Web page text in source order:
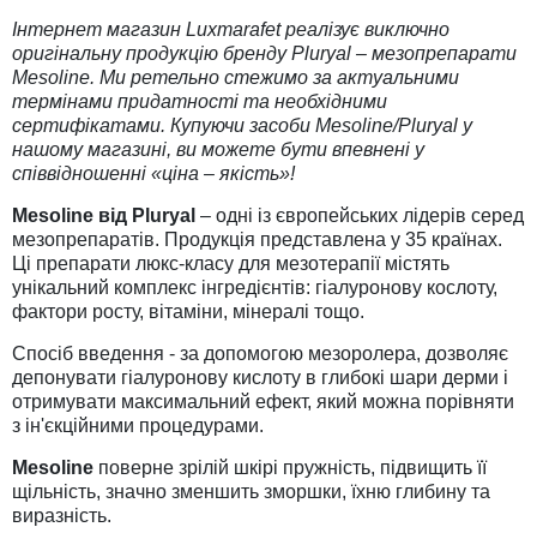
Інтернет магазин Luxmarafet реалізує виключно
оригінальну продукцію бренду Pluryal – мезопрепарати
Mesoline. Ми ретельно стежимо за актуальними
термінами придатності та необхідними
сертифікатами. Купуючи засоби Mesoline/Pluryal у
нашому магазині, ви можете бути впевнені у
співвідношенні «ціна – якість»!
Mesoline від Pluryal – одні із європейських лідерів серед
мезопрепаратів. Продукція представлена у 35 країнах.
Ці препарати люкс-класу для мезотерапії містять
унікальний комплекс інгредієнтів: гіалуронову кослоту,
фактори росту, вітаміни, мінералі тощо.
Спосіб введення - за допомогою мезоролера, дозволяє
депонувати гіалуронову кислоту в глибокі шари дерми і
отримувати максимальний ефект, який можна порівняти
з ін'єкційними процедурами.
Mesoline поверне зрілій шкірі пружність, підвищить її
щільність, значно зменшить зморшки, їхню глибину та
виразність.